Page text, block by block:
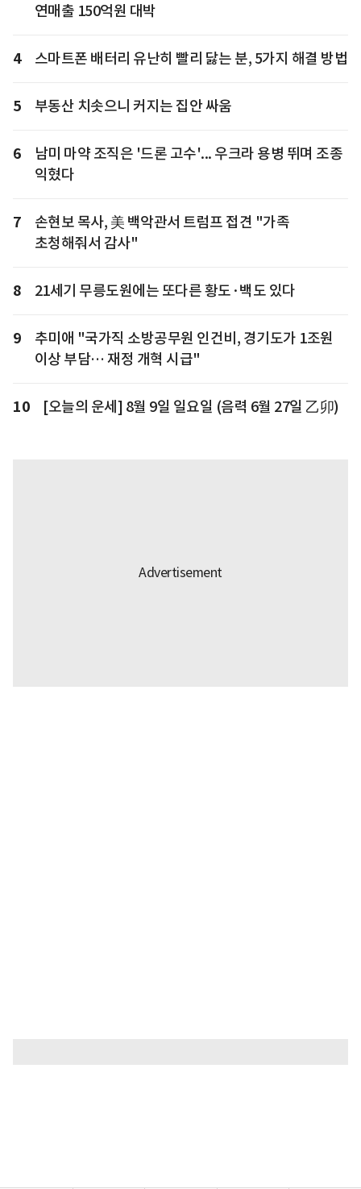
연매출 150억원 대박
4 스마트폰 배터리 유난히 빨리 닳는 분, 5가지 해결 방법
5 부동산 치솟으니 커지는 집안 싸움
6
남미 마약 조직은 '드론 고수'... 우크라 용병 뛰며 조종
익혔다
7
손현보 목사, 美 백악관서 트럼프 접견 "가족
초청해줘서 감사"
8 21세기 무릉도원에는 또다른 황도·백도 있다
9
추미애 "국가직 소방공무원 인건비, 경기도가 1조원
이상 부담… 재정 개혁 시급"
10 [오늘의 운세] 8월 9일 일요일 (음력 6월 27일 乙卯)